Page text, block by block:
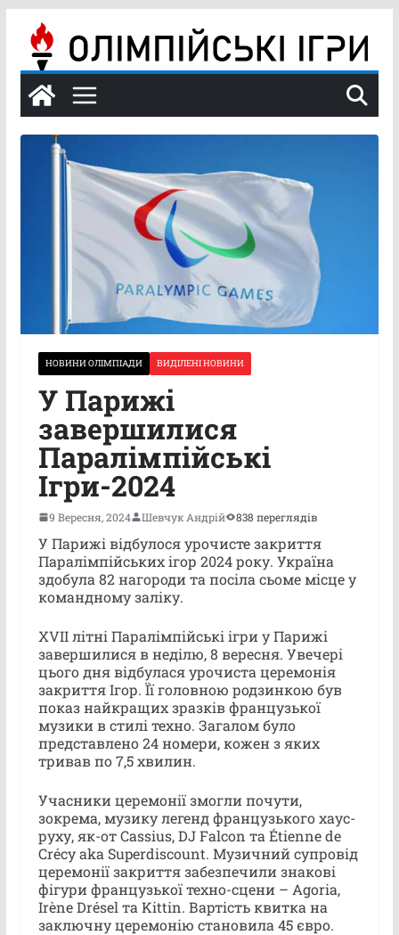
вмісту
НОВИНИ ОЛІМПІАДИ ВИДІЛЕНІ НОВИНИ
У Парижі
завершилися
Паралімпійські
Ігри-2024
9 Вересня, 2024 Шевчук Андрій 838 переглядів
У Парижі відбулося урочисте закриття
Паралімпійських ігор 2024 року. Україна
здобула 82 нагороди та посіла сьоме місце у
командному заліку.
XVII літні Паралімпійські ігри у Парижі
завершилися в неділю, 8 вересня. Увечері
цього дня відбулася урочиста церемонія
закриття Ігор. Її головною родзинкою був
показ найкращих зразків французької
музики в стилі техно. Загалом було
представлено 24 номери, кожен з яких
тривав по 7,5 хвилин.
Учасники церемонії змогли почути,
зокрема, музику легенд французького хаус-
руху, як-от Cassius, DJ Falcon та Étienne de
Crécy aka Superdiscount. Музичний супровід
церемонії закриття забезпечили знакові
фігури французької техно-сцени – Agoria,
Irène Drésel та Kittin. Вартість квитка на
заключну церемонію становила 45 євро.